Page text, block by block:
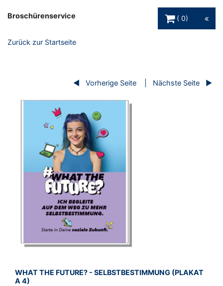
Broschürenservice
0
Zurück zur Startseite
Vorherige Seite Nächste Seite
BROSCHÜRE:
WHAT THE FUTURE? - SELBSTBESTIMMUNG (PLAKAT
A 4)